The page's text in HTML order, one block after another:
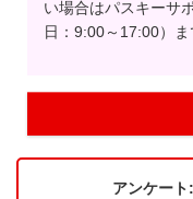
い場合はパスキーサ
日：9:00～17:00）ま
アンケー